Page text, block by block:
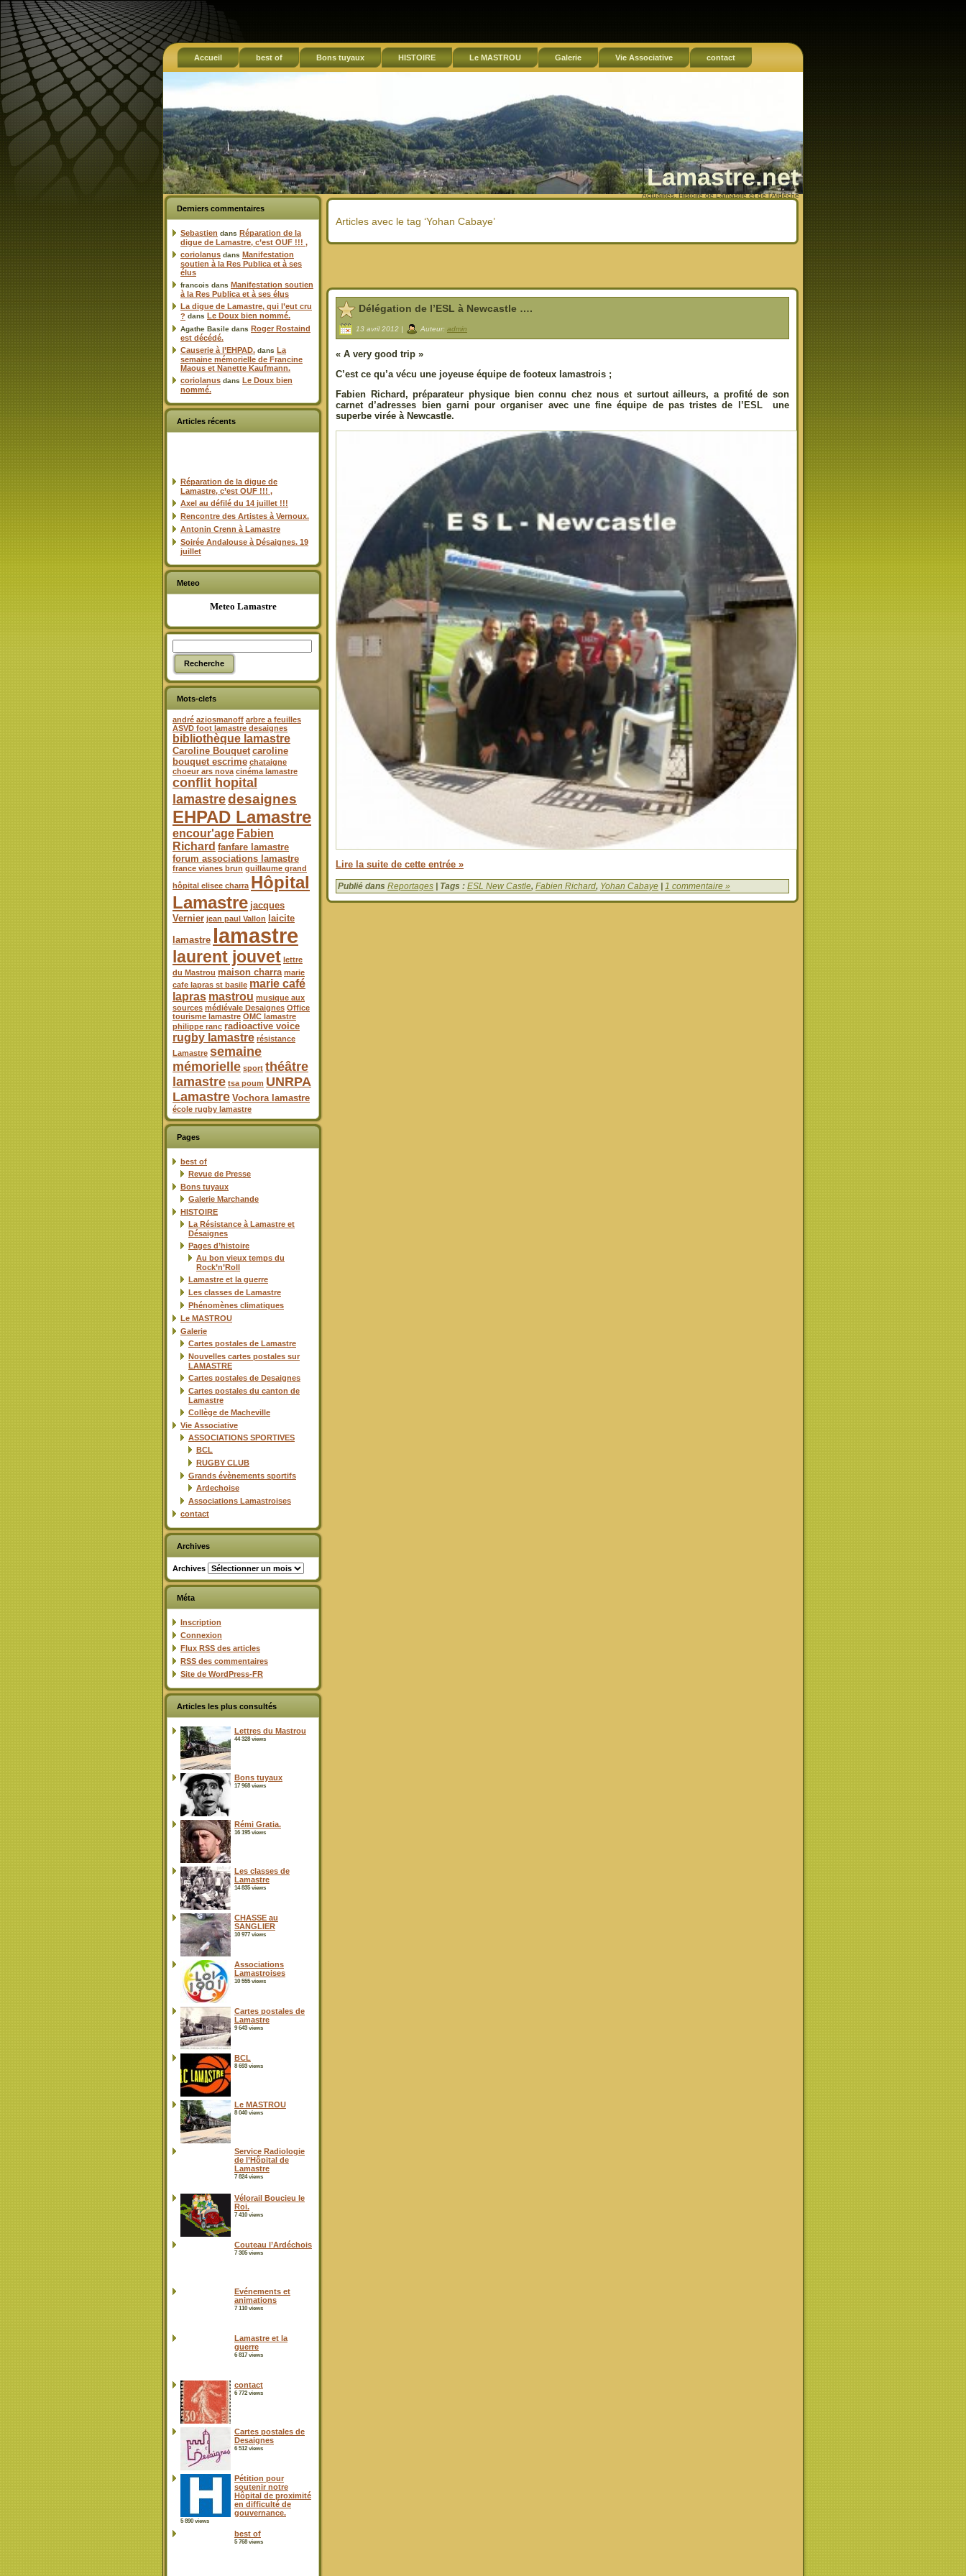
Accueil best of Bons tuyaux HISTOIRE Le MASTROU Galerie Vie Associative contact
Lamastre.net
Actualités, Histoire de Lamastre et de l'Ardèche
Derniers commentaires
Sebastien dans Réparation de la
digue de Lamastre, c’est OUF !!! ,
coriolanus dans Manifestation
soutien à la Res Publica et à ses
élus
francois dans Manifestation soutien
à la Res Publica et à ses élus
La digue de Lamastre, qui l’eut cru
? dans Le Doux bien nommé.
Agathe Basile dans Roger Rostaind
est décédé.
Causerie à l’EHPAD. dans La
semaine mémorielle de Francine
Maous et Nanette Kaufmann.
coriolanus dans Le Doux bien
nommé.
Articles récents
Réparation de la digue de
Lamastre, c’est OUF !!! ,
Axel au défilé du 14 juillet !!!
Rencontre des Artistes à Vernoux.
Antonin Crenn à Lamastre
Soirée Andalouse à Désaignes. 19
juillet
Meteo
Meteo Lamastre
Mots-clefs
andré aziosmanoff arbre a feuilles
ASVD foot lamastre desaignes
bibliothèque lamastre
Caroline Bouquet caroline
bouquet escrime chataigne
choeur ars nova cinéma lamastre
conflit hopital
lamastredesaignes
EHPAD Lamastre
encour'age Fabien
Richard fanfare lamastre
forum associations lamastre
france vianes brun guillaume grand
hôpital elisee charra Hôpital
Lamastre jacques
Vernier jean paul Vallon
laicite
lamastre lamastre
laurent jouvet lettre
du Mastrou maison charra marie
cafe lapras st basile marie café
lapras mastrou musique aux
sources médiévale Desaignes Office
tourisme lamastre OMC lamastre
philippe ranc radioactive voice
rugby lamastre résistance
Lamastre semaine
mémorielle sport théâtre
lamastre tsa poum UNRPA
Lamastre Vochora lamastre
école rugby lamastre
Pages
best of
Revue de Presse
Bons tuyaux
Galerie Marchande
HISTOIRE
La Résistance à Lamastre et
Désaignes
Pages d’histoire
Au bon vieux temps du
Rock’n’Roll
Lamastre et la guerre
Les classes de Lamastre
Phénomènes climatiques
Le MASTROU
Galerie
Cartes postales de Lamastre
Nouvelles cartes postales sur
LAMASTRE
Cartes postales de Desaignes
Cartes postales du canton de
Lamastre
Collège de Macheville
Vie Associative
ASSOCIATIONS SPORTIVES
BCL
RUGBY CLUB
Grands évènements sportifs
Ardechoise
Associations Lamastroises
contact
Archives
Archives
Méta
Inscription
Connexion
Flux RSS des articles
RSS des commentaires
Site de WordPress-FR
Articles les plus consultés
Lettres du Mastrou
44 328 views
Bons tuyaux
17 968 views
Rémi Gratia.
16 195 views
Les classes de
Lamastre
14 835 views
CHASSE au
SANGLIER
10 977 views
Associations
Lamastroises
10 555 views
Cartes postales de
Lamastre
9 643 views
BCL
8 693 views
Le MASTROU
8 040 views
Service Radiologie
de l’Hôpital de
Lamastre
7 824 views
Vélorail Boucieu le
Roi.
7 410 views
Couteau l’Ardéchois
7 305 views
Evénements et
animations
7 110 views
Lamastre et la
guerre
6 817 views
contact
6 772 views
Cartes postales de
Desaignes
6 512 views
Pétition pour
soutenir notre
Hôpital de proximité
en difficulté de
gouvernance.
5 890 views
best of
5 768 views
Articles avec le tag ‘Yohan Cabaye’
Délégation de l’ESL à Newcastle ….
13 avril 2012 | Auteur: admin
« A very good trip »
C’est ce qu’a vécu une joyeuse équipe de footeux lamastrois ;
Fabien Richard, préparateur physique bien connu chez nous et surtout ailleurs, a profité de son
carnet d’adresses bien garni pour organiser avec une fine équipe de pas tristes de l’ESL une
superbe virée à Newcastle.
Lire la suite de cette entrée »
Publié dans Reportages | Tags : ESL New Castle, Fabien Richard, Yohan Cabaye | 1 commentaire »